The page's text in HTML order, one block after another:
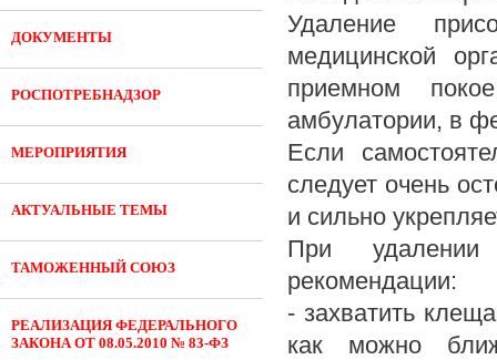
ДОКУМЕНТЫ
РОСПОТРЕБНАДЗОР
МЕРОПРИЯТИЯ
АКТУАЛЬНЫЕ ТЕМЫ
ТАМОЖЕННЫЙ СОЮЗ
РЕАЛИЗАЦИЯ ФЕДЕРАЛЬНОГО
ЗАКОНА ОТ 08.05.2010 № 83-ФЗ
Удаление
медицинской
приемном
амбулатории, в
Если
следует очень
и сильно
При
рекомендации:
- захватить
как можно